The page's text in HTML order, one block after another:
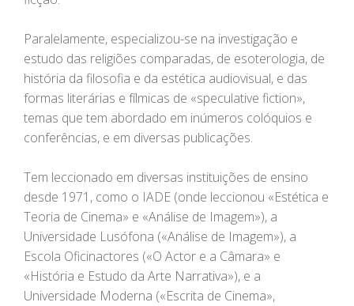
Paralelamente, especializou-se na investigação e
estudo das religiões comparadas, de esoterologia, de
história da filosofia e da estética audiovisual, e das
formas literárias e fílmicas de «speculative fiction»,
temas que tem abordado em inúmeros colóquios e
conferências, e em diversas publicações.
Tem leccionado em diversas instituições de ensino
desde 1971, como o IADE (onde leccionou «Estética e
Teoria de Cinema» e «Análise de Imagem»), a
Universidade Lusófona («Análise de Imagem»), a
Escola Oficinactores («O Actor e a Câmara» e
«História e Estudo da Arte Narrativa»), e a
Universidade Moderna («Escrita de Cinema»,